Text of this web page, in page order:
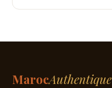
MarocAuthentique